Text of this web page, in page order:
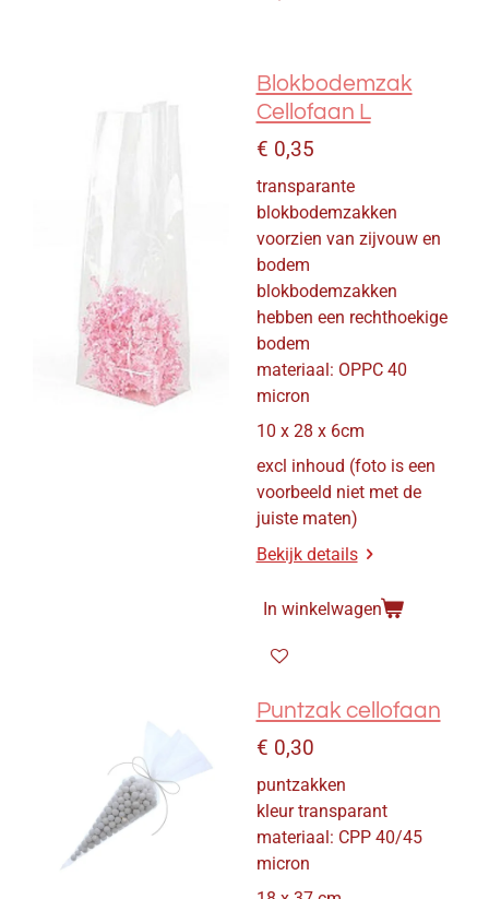
Blokbodemzak
Cellofaan L
€ 0,35
transparante
blokbodemzakken
voorzien van zijvouw en
bodem
blokbodemzakken
hebben een rechthoekige
bodem
materiaal: OPPC 40
micron
10 x 28 x 6cm
excl inhoud (foto is een
voorbeeld niet met de
juiste maten)
Bekijk details
In winkelwagen
Puntzak cellofaan
€ 0,30
puntzakken
kleur transparant
materiaal: CPP 40/45
micron